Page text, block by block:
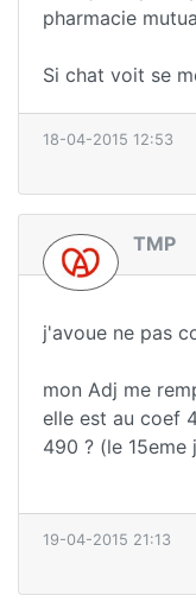
pharmacie
Si chat voit se
18-04-2015 12:53
TMP
j'avoue ne pas
mon Adj me
elle est au coef
490 ? (le 15eme
19-04-2015 21:13